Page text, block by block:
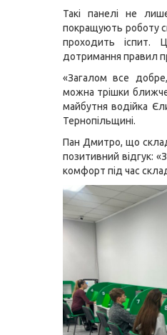
Такі панелі не
покращують роботу
проходить іспит.
дотримання правил
«Загалом все
можна трішки ближче
майбутня водійка
Тернопільщині.
Пан Дмитро, що
позитивний відгук:
комфорт під час